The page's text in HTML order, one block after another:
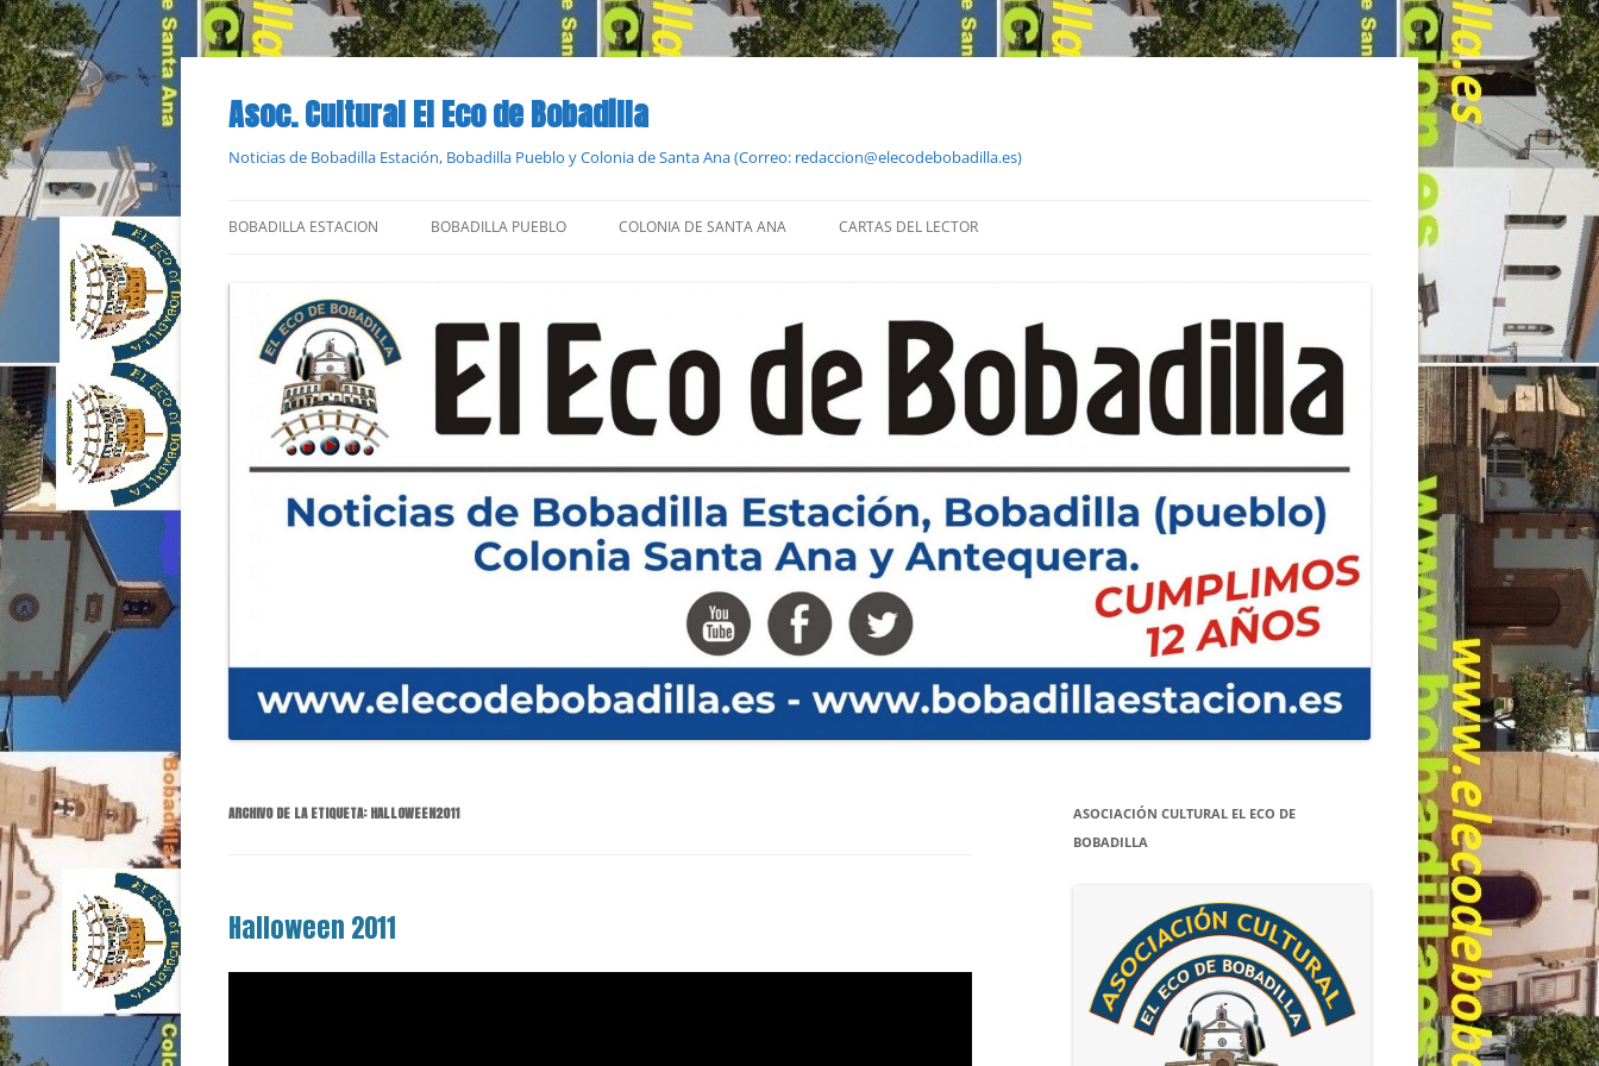
Saltar
contenido
Asoc. Cultural El Eco de Bobadilla
Noticias de Bobadilla Estación, Bobadilla Pueblo y Colonia de Santa Ana (Correo: redaccion@elecodebobadilla.es)
BOBADILLA ESTACION BOBADILLA PUEBLO COLONIA DE SANTA ANA CARTAS DEL LECTOR
ARCHIVO DE LA ETIQUETA:HALLOWEEN2011
Halloween 2011
ASOCIACIÓN CULTURAL EL ECO DE
BOBADILLA